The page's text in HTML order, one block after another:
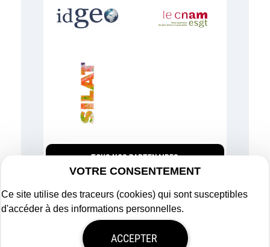
TOUS NOS PARTENAIRES
Mentions légales
VOTRE CONSENTEMENT
Ce site utilise des traceurs (cookies) qui sont susceptibles
d'accéder à des informations personnelles.
ACCEPTER